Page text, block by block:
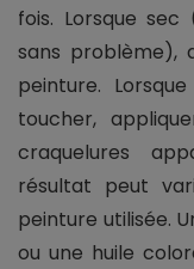
fois. Lorsque
sans problème),
peinture.
toucher,
craquelures
résultat peut
peinture utilisée.
ou une huile